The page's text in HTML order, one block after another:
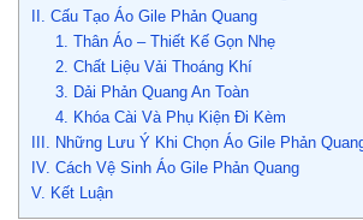
II. Cấu Tạo Áo Gile Phản Quang
1. Thân Áo – Thiết Kế Gọn Nhẹ
2. Chất Liệu Vải Thoáng Khí
3. Dải Phản Quang An Toàn
4. Khóa Cài Và Phụ Kiện Đi Kèm
III. Những Lưu Ý Khi Chọn Áo Gile Phản
IV. Cách Vệ Sinh Áo Gile Phản Quang
V. Kết Luận